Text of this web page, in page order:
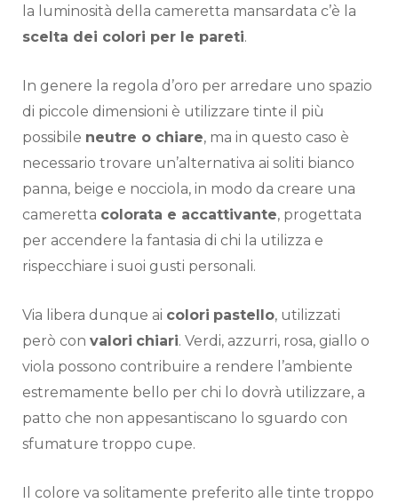
la luminosità della cameretta mansardata c’è la
scelta dei colori per le pareti.
In genere la regola d’oro per arredare uno spazio
di piccole dimensioni è utilizzare tinte il più
possibile neutre o chiare, ma in questo caso è
necessario trovare un’alternativa ai soliti bianco
panna, beige e nocciola, in modo da creare una
cameretta colorata e accattivante, progettata
per accendere la fantasia di chi la utilizza e
rispecchiare i suoi gusti personali.
Via libera dunque ai colori pastello, utilizzati
però con valori chiari. Verdi, azzurri, rosa, giallo o
viola possono contribuire a rendere l’ambiente
estremamente bello per chi lo dovrà utilizzare, a
patto che non appesantiscano lo sguardo con
sfumature troppo cupe.
Il colore va solitamente preferito alle tinte troppo